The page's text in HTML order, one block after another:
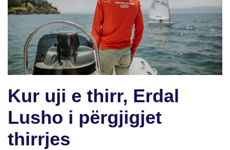
Kur uji e thirr, Erdal
Lusho i përgjigjet
thirrjes